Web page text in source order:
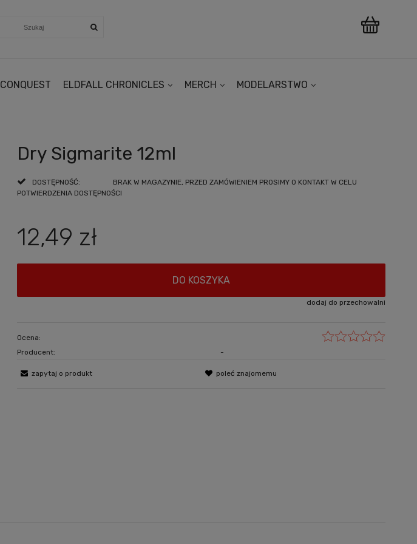
CONQUEST ELDFALL CHRONICLES MERCH MODELARSTWO
Dry Sigmarite 12ml
DOSTĘPNOŚĆ:
BRAK W MAGAZYNIE, PRZED ZAMÓWIENIEM PROSIMY O KONTAKT W CELU
POTWIERDZENIA DOSTĘPNOŚCI
12,49 zł
DO KOSZYKA
dodaj do przechowalni
Ocena:
Producent:
-
zapytaj o produkt poleć znajomemu